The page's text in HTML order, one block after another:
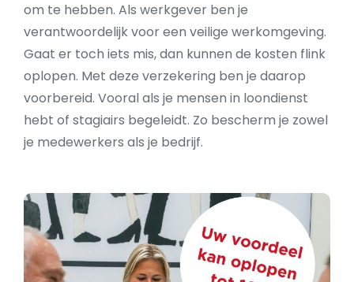
om te hebben. Als werkgever ben je
verantwoordelijk voor een veilige werkomgeving.
Gaat er toch iets mis, dan kunnen de kosten flink
oplopen. Met deze verzekering ben je daarop
voorbereid. Vooral als je mensen in loondienst
hebt of stagiairs begeleidt. Zo bescherm je zowel
je medewerkers als je bedrijf.